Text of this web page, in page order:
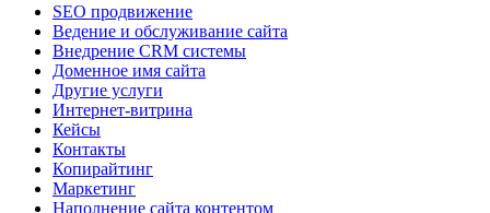
SEO продвижение
Ведение и обслуживание сайта
Внедрение CRM системы
Доменное имя сайта
Другие услуги
Интернет-витрина
Кейсы
Контакты
Копирайтинг
Маркетинг
Наполнение сайта контентом